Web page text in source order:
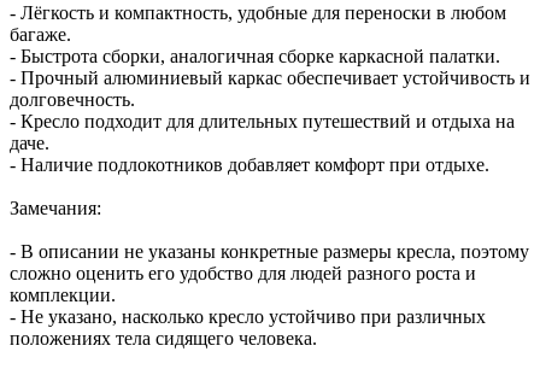
- Лёгкость и компактность, удобные для переноски в любом
багаже.
- Быстрота сборки, аналогичная сборке каркасной палатки.
- Прочный алюминиевый каркас обеспечивает устойчивость и
долговечность.
- Кресло подходит для длительных путешествий и отдыха на
даче.
- Наличие подлокотников добавляет комфорт при отдыхе.
Замечания:
- В описании не указаны конкретные размеры кресла, поэтому
сложно оценить его удобство для людей разного роста и
комплекции.
- Не указано, насколько кресло устойчиво при различных
положениях тела сидящего человека.